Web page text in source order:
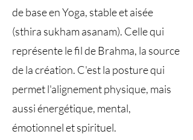
de base en Yoga, stable et aisée
(sthira sukham asanam). Celle qui
représente le fil de Brahma, la source
de la création. C'est la posture qui
permet l'alignement physique, mais
aussi énergétique, mental,
émotionnel et spirituel.